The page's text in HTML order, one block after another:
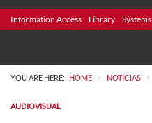
Information Access Library Systems
YOU ARE HERE: HOME > NOTÍCIAS >
AUDIOVISUAL